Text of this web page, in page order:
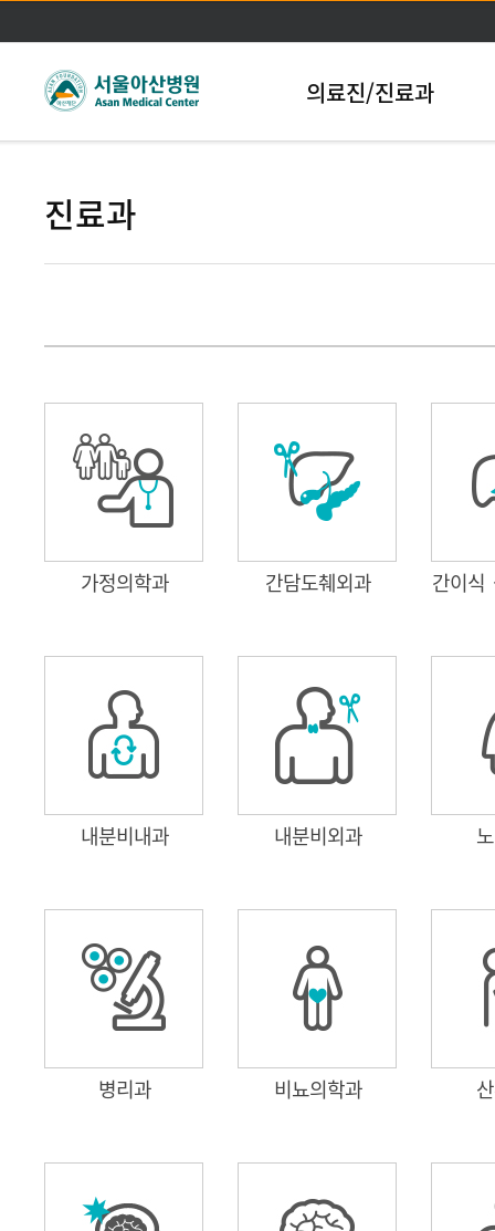
본문바로가기
의료진/진료과
진료과
가정의학과 간담도췌외과 간이식
내분비내과 내분비외과
병리과 비뇨의학과